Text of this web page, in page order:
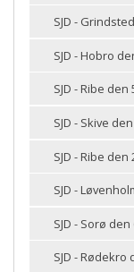
SJD -
SJD - Hobro
SJD - Ribe
SJD - Skive
SJD - Ribe
SJD -
SJD - Sorø
SJD - Rødekro